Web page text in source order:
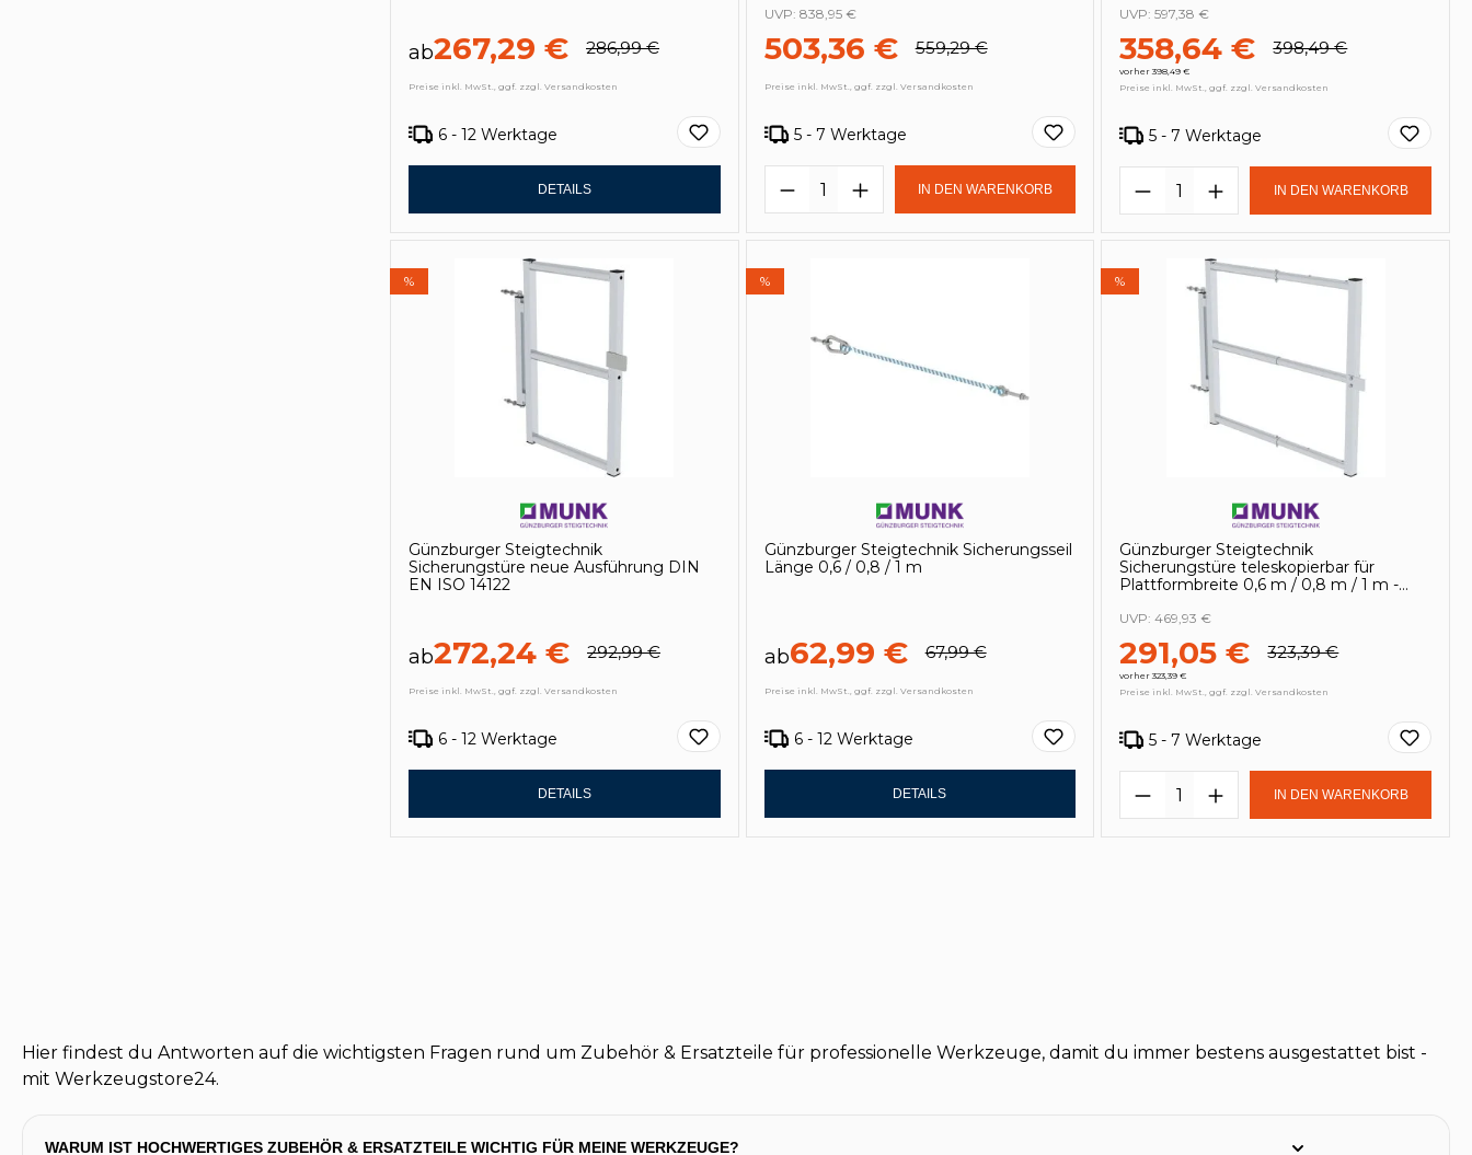
ab267,29 € 286,99 €
Preise inkl. MwSt., ggf. zzgl. Versandkosten
6 - 12 Werktage
DETAILS
503,36 € 559,29 €
UVP: 838,95 €
Preise inkl. MwSt., ggf. zzgl. Versandkosten
5 - 7 Werktage
Produkt Anzahl: Gib den gewünschten Wert ein
IN DEN WARENKORB
358,64 € 398,49 €
vorher 398,49 €
UVP:597,38 €
Preise inkl. MwSt., ggf. zzgl. Versandkosten
5 - 7 Werktage
Produkt Anzahl: Gib den
IN DEN WARENKORB
%
Günzburger Steigtechnik
Sicherungstüre neue Ausführung DIN
EN ISO 14122
ab272,24 € 292,99 €
Preise inkl. MwSt., ggf. zzgl. Versandkosten
6 - 12 Werktage
DETAILS
%
Günzburger Steigtechnik Sicherungsseil
Länge 0,6 / 0,8 / 1 m
ab62,99 € 67,99 €
Preise inkl. MwSt., ggf. zzgl. Versandkosten
6 - 12 Werktage
DETAILS
%
Günzburger Steigtechnik
Sicherungstüre teleskopierbar für
Plattformbreite 0,6 m / 0,8 m / 1 m -
291,05 € 323,39 €
vorher 323,39 €
UVP:469,93 €
Preise inkl. MwSt., ggf. zzgl. Versandkosten
5 - 7 Werktage
Produkt Anzahl: Gib den
IN DEN WARENKORB
Hier findest du Antworten auf die wichtigsten Fragen rund um Zubehör & Ersatzteile für professionelle Werkzeuge, damit du immer bestens ausgestattet bist -
mit Werkzeugstore24.
WARUM IST HOCHWERTIGES ZUBEHÖR & ERSATZTEILE WICHTIG FÜR MEINE WERKZEUGE?